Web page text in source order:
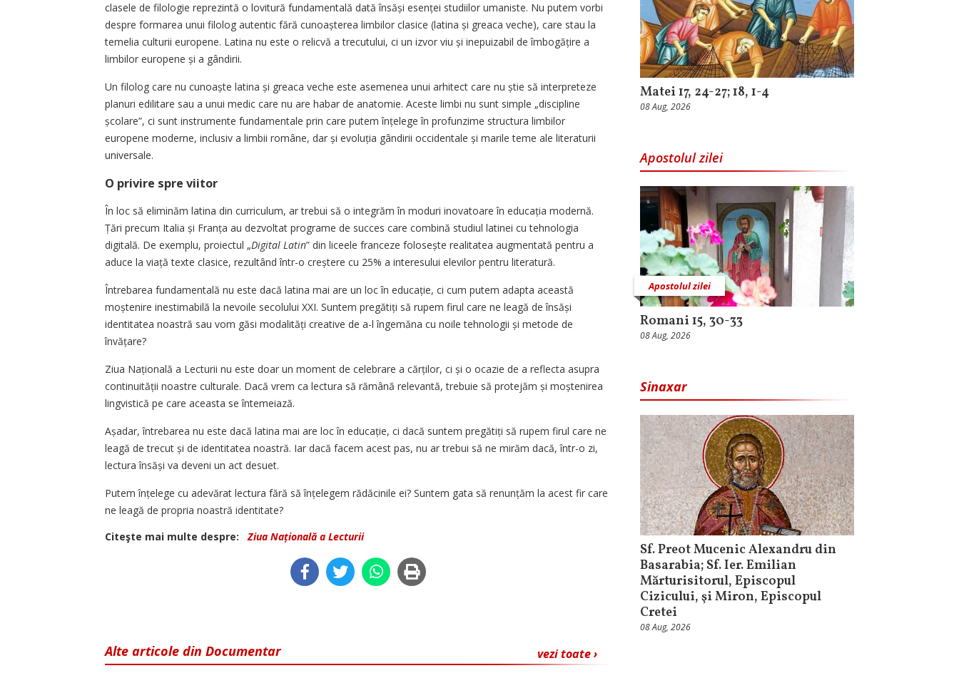
clasele de filologie reprezintă o lovitură fundamentală dată însăși esenței studiilor umaniste. Nu putem vorbi
despre formarea unui filolog autentic fără cunoașterea limbilor clasice (latina și greaca veche), care stau la
temelia culturii europene. Latina nu este o relicvă a trecutului, ci un izvor viu și inepuizabil de îmbogățire a
limbilor europene și a gândirii.
Un filolog care nu cunoaște latina și greaca veche este asemenea unui arhitect care nu știe să interpreteze
planuri edilitare sau a unui medic care nu are habar de anatomie. Aceste limbi nu sunt simple „discipline
școlare”, ci sunt instrumente fundamentale prin care putem înțelege în profunzime structura limbilor
europene moderne, inclusiv a limbii române, dar și evoluția gândirii occidentale și marile teme ale literaturii
universale.
O privire spre viitor
În loc să eliminăm latina din curriculum, ar trebui să o integrăm în moduri inovatoare în educația modernă.
Țări precum Italia și Franța au dezvoltat programe de succes care combină studiul latinei cu tehnologia
digitală. De exemplu, proiectul „Digital Latin” din liceele franceze folosește realitatea augmentată pentru a
aduce la viață texte clasice, rezultând într-o creștere cu 25% a interesului elevilor pentru literatură.
Întrebarea fundamentală nu este dacă latina mai are un loc în educație, ci cum putem adapta această
moștenire inestimabilă la nevoile secolului XXI. Suntem pregătiți să rupem firul care ne leagă de însăși
identitatea noastră sau vom găsi modalități creative de a-l îngemăna cu noile tehnologii și metode de
învățare?
Ziua Națională a Lecturii nu este doar un moment de celebrare a cărților, ci și o ocazie de a reflecta asupra
continuității noastre culturale. Dacă vrem ca lectura să rămână relevantă, trebuie să protejăm și moștenirea
lingvistică pe care aceasta se întemeiază.
Așadar, întrebarea nu este dacă latina mai are loc în educație, ci dacă suntem pregătiți să rupem firul care ne
leagă de trecut și de identitatea noastră. Iar dacă facem acest pas, nu ar trebui să ne mirăm dacă, într-o zi,
lectura însăși va deveni un act desuet.
Putem înțelege cu adevărat lectura fără să înțelegem rădăcinile ei? Suntem gata să renunțăm la acest fir care
ne leagă de propria noastră identitate?
Citeşte mai multe despre:
Ziua Națională a Lecturii
vezi toate ›
Alte articole din Documentar
Matei 17, 24-27; 18, 1-4
08 Aug, 2026
Apostolul zilei
Apostolul zilei
Romani 15, 30-33
08 Aug, 2026
Sinaxar
Sf. Preot Mucenic Alexandru din
Basarabia; Sf. Ier. Emilian
Mărturisitorul, Episcopul
Cizicului, şi Miron, Episcopul
Cretei
08 Aug, 2026